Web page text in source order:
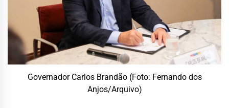
Governador Carlos Brandão (Foto: Fernando dos
Anjos/Arquivo)